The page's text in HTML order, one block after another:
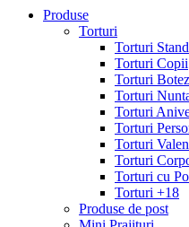
Produse
Torturi
Torturi
Torturi Copii
Torturi Botez
Torturi
Torturi
Torturi
Torturi
Torturi
Torturi cu
Torturi +18
Produse de post